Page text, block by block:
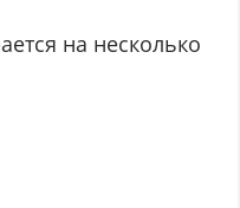
на несколько